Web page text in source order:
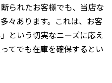
られたお客様でも、当店な
々あります。これは、お客
という切実なニーズに応え
てでも在庫を確保するとい